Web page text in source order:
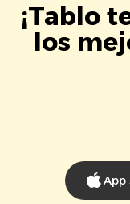
¡Tablo
los
App